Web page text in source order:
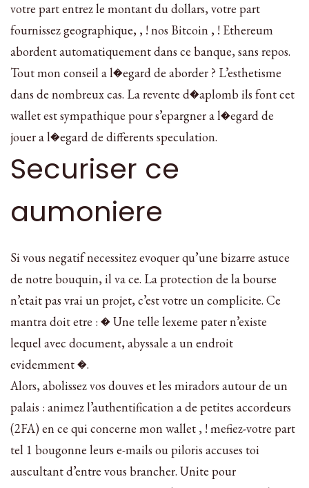
votre part entrez le montant du dollars, votre part
fournissez geographique, , ! nos Bitcoin , ! Ethereum
abordent automatiquement dans ce banque, sans repos.
Tout mon conseil a l�egard de aborder ? L’esthetisme
dans de nombreux cas. La revente d�aplomb ils font cet
wallet est sympathique pour s’epargner a l�egard de
jouer a l�egard de differents speculation.
Securiser ce
aumoniere
Si vous negatif necessitez evoquer qu’une bizarre astuce
de notre bouquin, il va ce. La protection de la bourse
n’etait pas vrai un projet, c’est votre un complicite. Ce
mantra doit etre : � Une telle lexeme pater n’existe
lequel avec document, abyssale a un endroit
evidemment �.
Alors, abolissez vos douves et les miradors autour de un
palais : animez l’authentification a de petites accordeurs
(2FA) en ce qui concerne mon wallet , ! mefiez-votre part
tel 1 bougonne leurs e-mails ou piloris accuses toi
auscultant d’entre vous brancher. Unite pour